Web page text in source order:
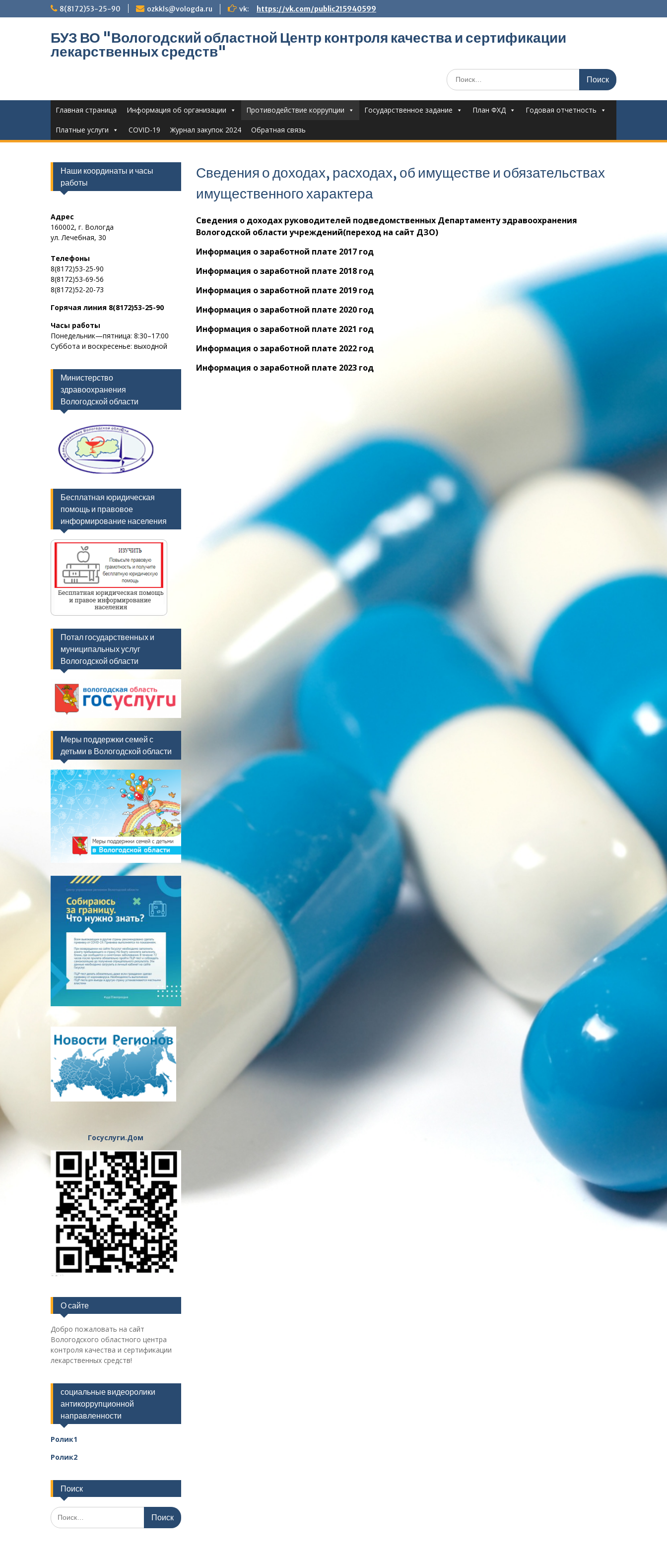
к
8(8172)53-25-90 ozkkls@vologda.ru vk: https://vk.com/public215940599
БУЗ ВО "Вологодский областной Центр контроля качества и сертификации
лекарственных средств"
Поиск
по:
Главная страница Информация об организации Противодействие коррупции Государственное задание План ФХД Годовая отчетность
Платные услуги COVID-19 Журнал закупок 2024 Обратная связь
Сведения о доходах, расходах, об имуществе и обязательствах
имущественного характера
Сведения о доходах руководителей подведомственных Департаменту здравоохранения
Вологодской области учреждений(переход на сайт ДЗО)
Информация о заработной плате 2017 год
Информация о заработной плате 2018 год
Информация о заработной плате 2019 год
Информация о заработной плате 2020 год
Информация о заработной плате 2021 год
Информация о заработной плате 2022 год
Информация о заработной плате 2023 год
Наши координаты и часы
работы
Адрес
160002, г. Вологда
ул. Лечебная, 30
Телефоны
8(8172)53-25-90
8(8172)53-69-56
8(8172)52-20-73
Горячая линия 8(8172)53-25-90
Часы работы
Понедельник—пятница: 8:30–17:00
Суббота и воскресенье: выходной
Министерство
здравоохранения
Вологодской области
Бесплатная юридическая
помощь и правовое
информирование населения
Потал государственных и
муниципальных услуг
Вологодской области
Меры поддержки семей с
детьми в Вологодской области
Госуслуги.Дом
О сайте
Добро пожаловать на сайт
Вологодского областного центра
контроля качества и сертификации
лекарственных средств!
социальные видеоролики
антикоррупционной
направленности
Ролик1
Ролик2
Поиск
Поиск
по: